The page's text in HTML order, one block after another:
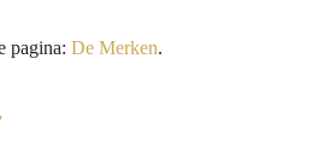
pagina: De Merken.